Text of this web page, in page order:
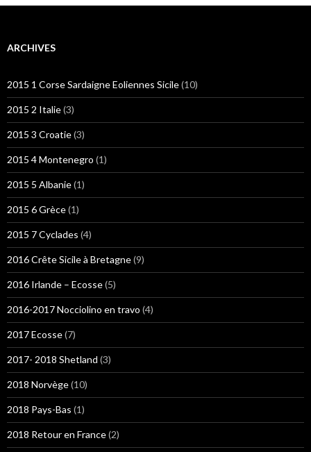
ARCHIVES
2015 1 Corse Sardaigne Eoliennes Sicile(10)
2015 2 Italie(3)
2015 3 Croatie(3)
2015 4 Montenegro (1)
2015 5 Albanie(1)
2015 6 Grèce(1)
2015 7 Cyclades (4)
2016 Crête Sicile à Bretagne(9)
2016 Irlande – Ecosse(5)
2016-2017 Nocciolino en travo (4)
2017 Ecosse(7)
2017- 2018 Shetland (3)
2018 Norvège(10)
2018 Pays-Bas (1)
2018 Retour en France(2)